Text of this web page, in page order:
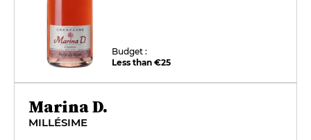
Budget :
Less than €25
Marina D.
MILLÉSIME